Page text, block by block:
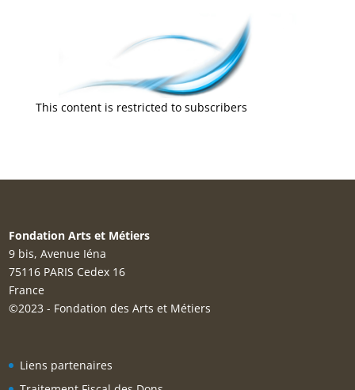
This content is restricted to subscribers
Fondation Arts et Métiers
9 bis, Avenue Iéna
75116 PARIS Cedex 16
France
©2023 - Fondation des Arts et Métiers
Liens partenaires